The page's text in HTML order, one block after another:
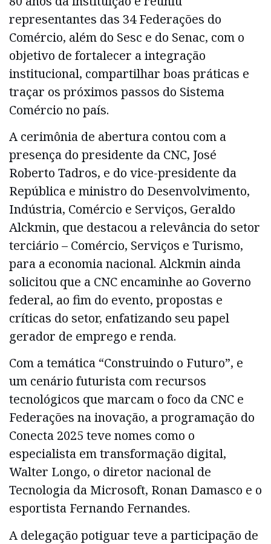
representantes das 34 Federações do
Comércio, além do Sesc e do Senac, com o
objetivo de fortalecer a integração
institucional, compartilhar boas práticas e
traçar os próximos passos do Sistema
Comércio no país.
A cerimônia de abertura contou com a
presença do presidente da CNC, José
Roberto Tadros, e do vice-presidente da
República e ministro do Desenvolvimento,
Indústria, Comércio e Serviços, Geraldo
Alckmin, que destacou a relevância do setor
terciário – Comércio, Serviços e Turismo,
para a economia nacional. Alckmin ainda
solicitou que a CNC encaminhe ao Governo
federal, ao fim do evento, propostas e
críticas do setor, enfatizando seu papel
gerador de emprego e renda.
Com a temática “Construindo o Futuro”, e
um cenário futurista com recursos
tecnológicos que marcam o foco da CNC e
Federações na inovação, a programação do
Conecta 2025 teve nomes como o
especialista em transformação digital,
Walter Longo, o diretor nacional de
Tecnologia da Microsoft, Ronan Damasco e o
esportista Fernando Fernandes.
A delegação potiguar teve a participação de